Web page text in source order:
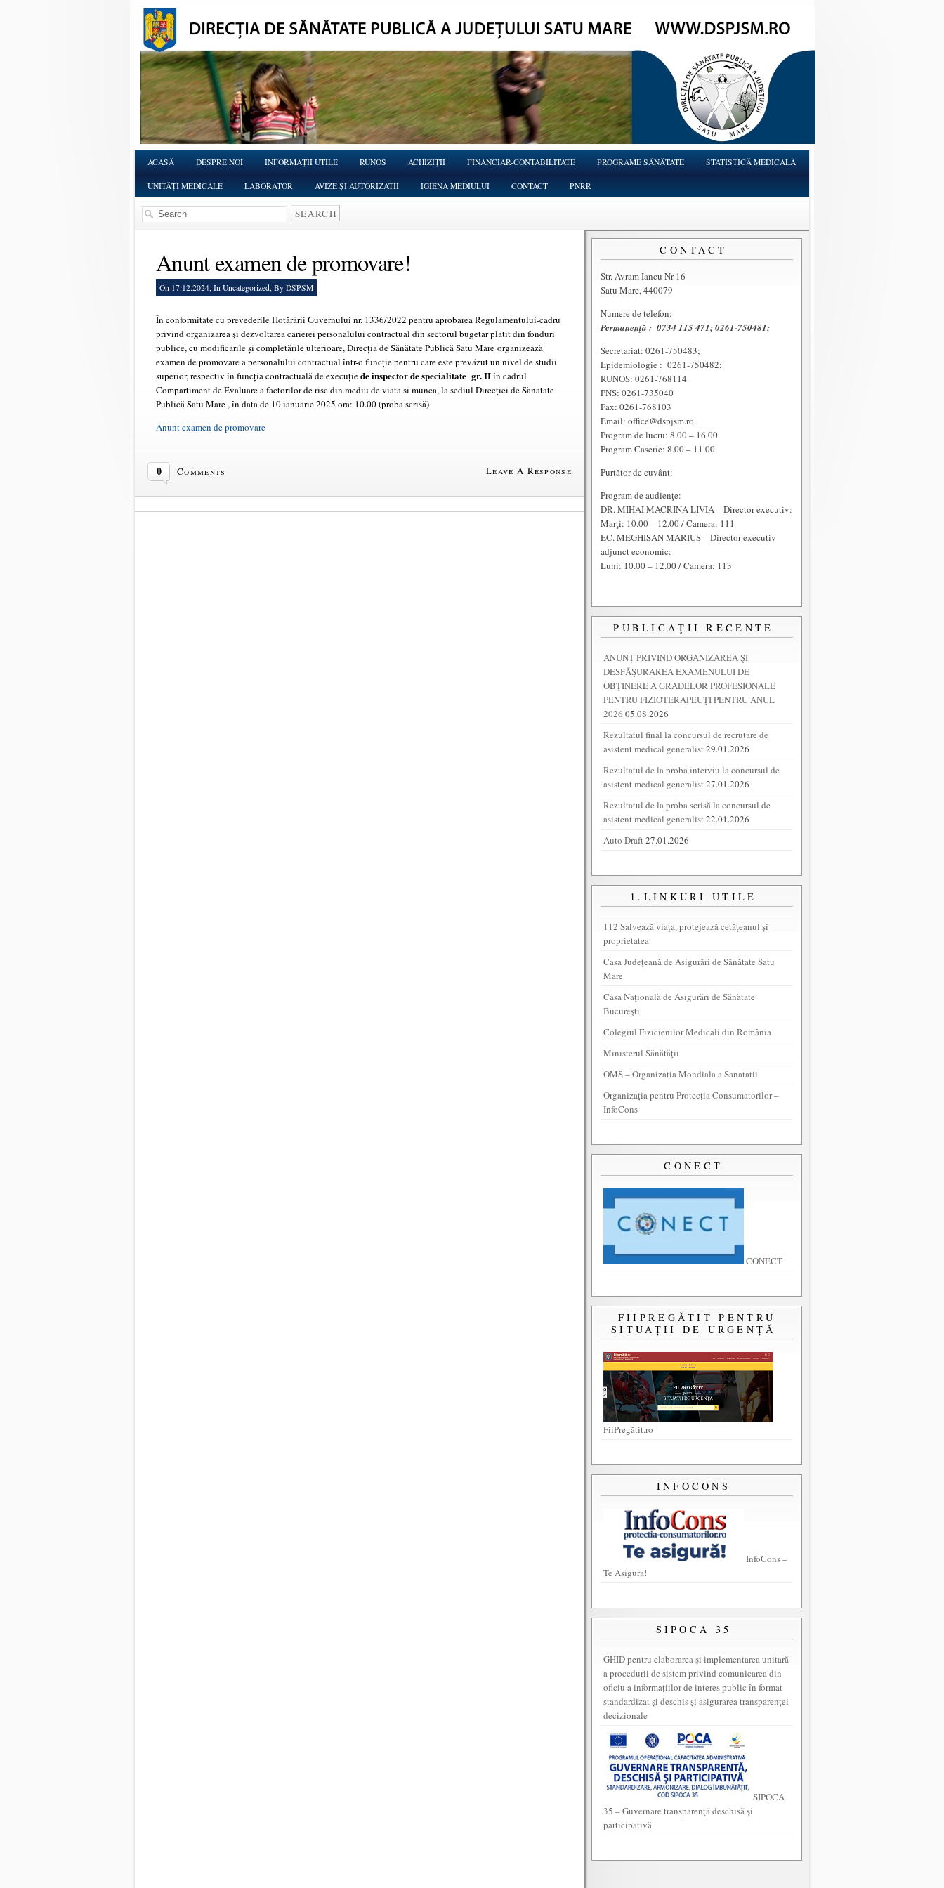
ACASĂ DESPRE NOI INFORMAŢII UTILE RUNOS ACHIZIŢII FINANCIAR-CONTABILITATE PROGRAME SĂNĂTATE STATISTICĂ MEDICALĂ
UNITĂŢI MEDICALE LABORATOR AVIZE ȘI AUTORIZAȚII IGIENA MEDIULUI CONTACT PNRR
Anunt examen de promovare!
On 17.12.2024, In Uncategorized, By DSPSM
În conformitate cu prevederile Hotărârii Guvernului nr. 1336/2022 pentru aprobarea Regulamentului-cadru
privind organizarea şi dezvoltarea carierei personalului contractual din sectorul bugetar plătit din fonduri
publice, cu modificările și completările ulterioare, Direcția de Sănătate Publică Satu Mare organizează
examen de promovare a personalului contractual într-o funcție pentru care este prevăzut un nivel de studii
superior, respectiv în funcția contractuală de execuțiede inspector de specialitate gr. IIîn cadrul
Compartiment de Evaluare a factorilor de risc din mediu de viata si munca, la sediul Direcției de Sănătate
Publică Satu Mare , în data de 10 ianuarie 2025 ora: 10.00 (proba scrisă)
Anunt examen de promovare
0 Comments Leave A Response
CONTACT
Str. Avram Iancu Nr 16
Satu Mare, 440079
Numere de telefon:
Permanenţă : 0734 115 471; 0261-750481;
Secretariat: 0261-750483;
Epidemiologie : 0261-750482;
RUNOS: 0261-768114
PNS: 0261-735040
Fax: 0261-768103
Email: office@dspjsm.ro
Program de lucru: 8.00 – 16.00
Program Caserie: 8.00 – 11.00
Purtător de cuvânt:
Program de audienţe:
DR. MIHAI MACRINA LIVIA – Director executiv:
Marţi: 10.00 – 12.00 / Camera: 111
EC. MEGHISAN MARIUS – Director executiv
adjunct economic:
Luni: 10.00 – 12.00 / Camera: 113
PUBLICAŢII RECENTE
ANUNȚ PRIVIND ORGANIZAREA ŞI
DESFĂŞURAREA EXAMENULUI DE
OBŢINERE A GRADELOR PROFESIONALE
PENTRU FIZIOTERAPEUŢI PENTRU ANUL
2026 05.08.2026
Rezultatul final la concursul de recrutare de
asistent medical generalist29.01.2026
Rezultatul de la proba interviu la concursul de
asistent medical generalist27.01.2026
Rezultatul de la proba scrisă la concursul de
asistent medical generalist22.01.2026
Auto Draft27.01.2026
1.LINKURI UTILE
112 Salvează viaţa, protejează cetăţeanul şi
proprietatea
Casa Judeţeană de Asigurări de Sănătate Satu
Mare
Casa Naţională de Asigurări de Sănătate
Bucureşti
Colegiul Fizicienilor Medicali din România
Ministerul Sănătăţii
OMS – Organizatia Mondiala a Sanatatii
Organizația pentru Protecția Consumatorilor –
InfoCons
CONECT
CONECT
FIIPREGĂTIT PENTRU
SITUAȚII DE URGENȚĂ
FiiPregătit.ro
INFOCONS
InfoCons –
Te Asigura!
SIPOCA 35
GHID pentru elaborarea și implementarea unitară
a procedurii de sistem privind comunicarea din
oficiu a informațiilor de interes public în format
standardizat și deschis și asigurarea transparenței
decizionale
SIPOCA
35 – Guvernare transparenţă deschisă şi
participativă